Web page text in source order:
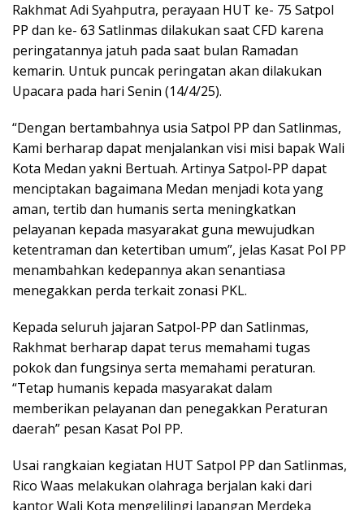
Rakhmat Adi Syahputra, perayaan HUT ke- 75 Satpol
PP dan ke- 63 Satlinmas dilakukan saat CFD karena
peringatannya jatuh pada saat bulan Ramadan
kemarin. Untuk puncak peringatan akan dilakukan
Upacara pada hari Senin (14/4/25).
“Dengan bertambahnya usia Satpol PP dan Satlinmas,
Kami berharap dapat menjalankan visi misi bapak Wali
Kota Medan yakni Bertuah. Artinya Satpol-PP dapat
menciptakan bagaimana Medan menjadi kota yang
aman, tertib dan humanis serta meningkatkan
pelayanan kepada masyarakat guna mewujudkan
ketentraman dan ketertiban umum”, jelas Kasat Pol PP
menambahkan kedepannya akan senantiasa
menegakkan perda terkait zonasi PKL.
Kepada seluruh jajaran Satpol-PP dan Satlinmas,
Rakhmat berharap dapat terus memahami tugas
pokok dan fungsinya serta memahami peraturan.
“Tetap humanis kepada masyarakat dalam
memberikan pelayanan dan penegakkan Peraturan
daerah” pesan Kasat Pol PP.
Usai rangkaian kegiatan HUT Satpol PP dan Satlinmas,
Rico Waas melakukan olahraga berjalan kaki dari
kantor Wali Kota mengelilingi lapangan Merdeka